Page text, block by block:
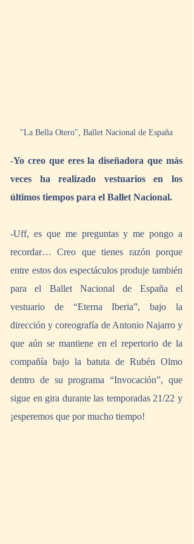
"La Bella Otero", Ballet Nacional de España
-Yo creo que eres la diseñadora que más
veces ha realizado vestuarios en los
últimos tiempos para el Ballet Nacional.
-Uff, es que me preguntas y me pongo a
recordar… Creo que tienes razón porque
entre estos dos espectáculos produje también
para el Ballet Nacional de España el
vestuario de “Eterna Iberia”, bajo la
dirección y coreografía de Antonio Najarro y
que aún se mantiene en el repertorio de la
compañía bajo la batuta de Rubén Olmo
dentro de su programa “Invocación”, que
sigue en gira durante las temporadas 21/22 y
¡esperemos que por mucho tiempo!